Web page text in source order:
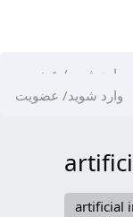
وارد شوید/ عضویت
وارد شوید/ عضویت
artificial